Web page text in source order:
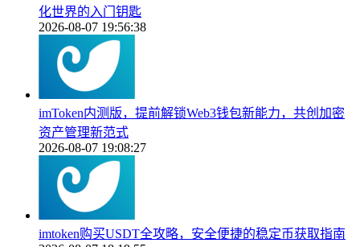
化世界的入门钥匙
2026-08-07 19:56:38
imToken内测版，提前解锁Web3钱包新能力，共创加密
资产管理新范式
2026-08-07 19:08:27
imtoken购买USDT全攻略，安全便捷的稳定币获取指南